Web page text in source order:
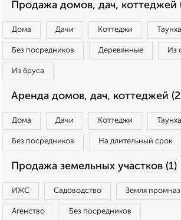
Продажа домов, дач, коттеджей
Дома Дачи Коттеджи
Без посредников Деревянные Из
Из бруса
Аренда домов, дач, коттеджей
Дома Дачи Коттеджи
Без посредников На длительный срок
Продажа земельных участков (1)
ИЖС Садоводство Земля
Агенство Без посредников